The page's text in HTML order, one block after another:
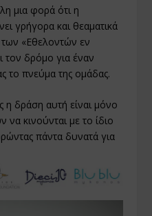
μια φορά ότι η
γρήγορα και θεαματικά
«Εθελοντών εν
τον δρόμο για έναν
το πνεύμα της ομάδας.
δράση αυτή είναι μόνο
να κινούνται με το ίδιο
πάντα δυνατά για